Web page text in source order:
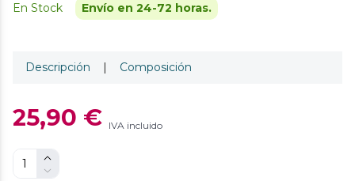
En Stock Envío en 24-72 horas.
Descripción | Composición
25,90 € IVA incluido